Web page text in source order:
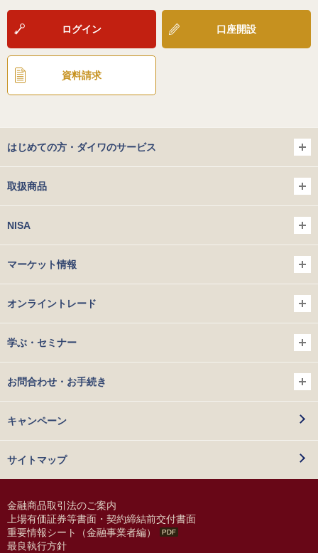
ログイン 口座開設
資料請求
はじめての方・ダイワのサービス
取扱商品
NISA
マーケット情報
オンライントレード
学ぶ・セミナー
お問合わせ・お手続き
キャンペーン
サイトマップ
金融商品取引法のご案内
上場有価証券等書面・契約締結前交付書面
重要情報シート（金融事業者編）
最良執行方針